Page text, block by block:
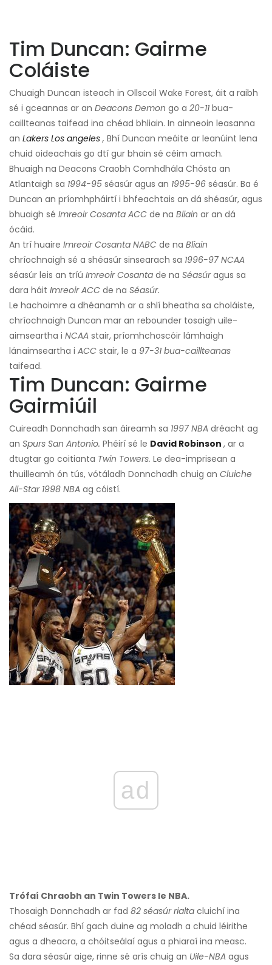
Tim Duncan: Gairme
Coláiste
Chuaigh Duncan isteach in Ollscoil Wake Forest, áit a raibh
sé i gceannas ar an Deacons Demon go a 20-11 bua-
caillteanas taifead ina chéad bhliain. In ainneoin leasanna
an Lakers Los angeles, Bhí Duncan meáite ar leanúint lena
chuid oideachais go dtí gur bhain sé céim amach.
Bhuaigh na Deacons Craobh Comhdhála Chósta an
Atlantaigh sa 1994-95 séasúr agus an 1995-96 séasúr. Ba é
Duncan an príomhpháirtí i bhfeachtais an dá shéasúr, agus
bhuaigh sé Imreoir Cosanta ACC de na Bliain ar an dá
ócáid.
An trí huaire Imreoir Cosanta NABC de na Bliain
chríochnaigh sé a shéasúr sinsearach sa 1996-97 NCAA
séasúr leis an tríú Imreoir Cosanta de na Séasúragus sa
dara háit Imreoir ACC de na Séasúr.
Le hachoimre a dhéanamh ar a shlí bheatha sa choláiste,
chríochnaigh Duncan mar an rebounder tosaigh uile-
aimseartha i NCAA stair, príomhchoscóir lámhaigh
lánaimseartha i ACC stair, le a 97-31 bua-caillteanas
taifead.
Tim Duncan: Gairme
Gairmiúil
Cuireadh Donnchadh san áireamh sa 1997 NBA dréacht ag
an Spurs San Antonio. Phéirí sé le David Robinson , ar a
dtugtar go coitianta Twin Towers. Le dea-imprisean a
thuilleamh ón tús, vótáladh Donnchadh chuig an Cluiche
All-Star 1998 NBA ag cóistí.
ad
Trófaí Chraobh an Twin Towers le NBA.
Thosaigh Donnchadh ar fad 82 séasúr rialta cluichí ina
chéad séasúr. Bhí gach duine ag moladh a chuid léirithe
agus a dheacra, a chóitseálaí agus a phiaraí ina measc.
Sa dara séasúr aige, rinne sé arís chuig an Uile-NBA agus